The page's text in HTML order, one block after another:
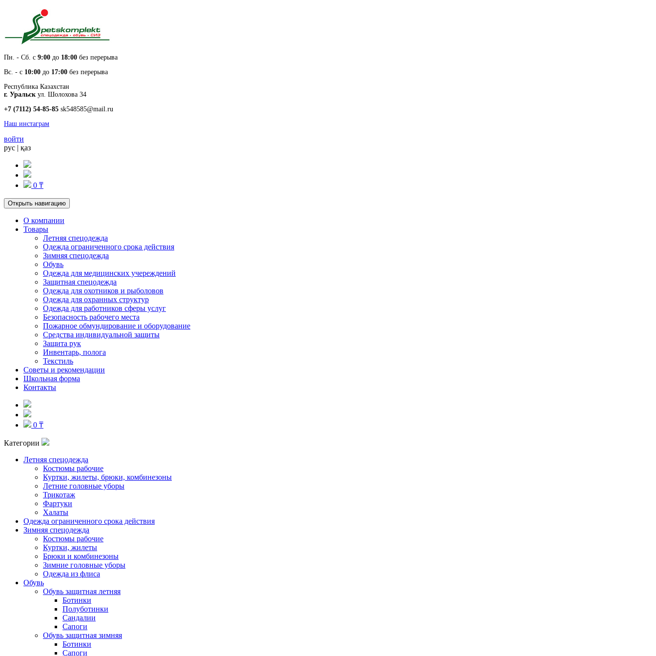
Пн. - Cб. с 9:00 до 18:00 без перерыва
Вс. - с 10:00 до 17:00 без перерыва
Республика Казахстан
г. Уральск ул. Шолохова 34
+7 (7112) 54-85-85 sk548585@mail.ru
Наш инстаграм
войти
рус | қаз
0 ₸
Открыть навигацию
О компании
Товары
Летняя спецодежда
Одежда ограниченного срока действия
Зимняя спецодежда
Обувь
Одежда для медицинских учереждений
Защитная спецодежда
Одежда для охотников и рыболовов
Одежда для охранных структур
Одежда для работников сферы услуг
Безопасность рабочего места
Пожарное обмундирование и оборудование
Средства индивидуальной защиты
Защита рук
Инвентарь, полога
Текстиль
Советы и рекомендации
Школьная форма
Контакты
0 ₸
Категории
Летняя спецодежда
Костюмы рабочие
Куртки, жилеты, брюки, комбинезоны
Летние головные уборы
Трикотаж
Фартуки
Халаты
Одежда ограниченного срока действия
Зимняя спецодежда
Костюмы рабочие
Куртки, жилеты
Брюки и комбинезоны
Зимние головные уборы
Одежда из флиса
Обувь
Обувь защитная летняя
Ботинки
Полуботинки
Сандалии
Сапоги
Обувь защитная зимняя
Ботинки
Сапоги